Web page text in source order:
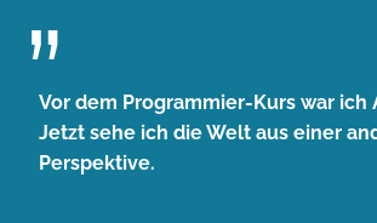
Vor dem Programmier-Kurs war ich
Jetzt sehe ich die Welt aus einer
Perspektive.